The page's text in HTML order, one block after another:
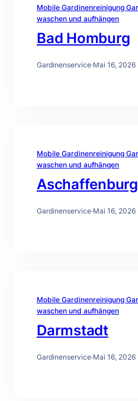
Mobile Gardinenreinigung
waschen und aufhängen
Bad Homburg
Gardinenservice·Mai 16, 2026
Mobile Gardinenreinigung
waschen und aufhängen
Aschaffenburg
Gardinenservice·Mai 16, 2026
Mobile Gardinenreinigung
waschen und aufhängen
Darmstadt
Gardinenservice·Mai 16, 2026